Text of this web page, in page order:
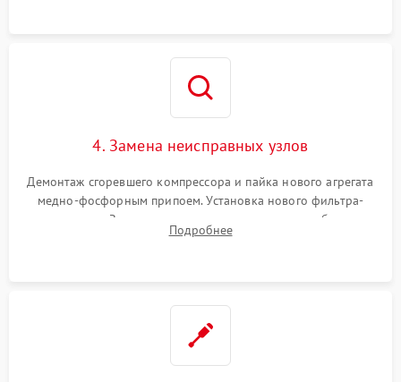
4. Замена неисправных узлов
Демонтаж сгоревшего компрессора и пайка нового агрегата
медно-фосфорным припоем. Установка нового фильтра-
осушителя. Замена изношенных вентиляторов обдува,
сломанных заслонок или поврежденных дверных петель.
Подробнее